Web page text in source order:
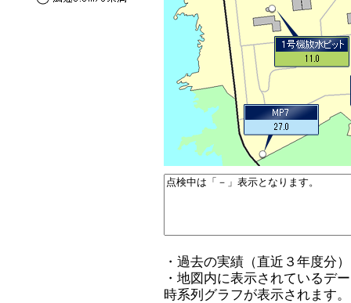
・過去の実績（直近３年度分
・地図内に表示されているデ
時系列グラフが表示されます。